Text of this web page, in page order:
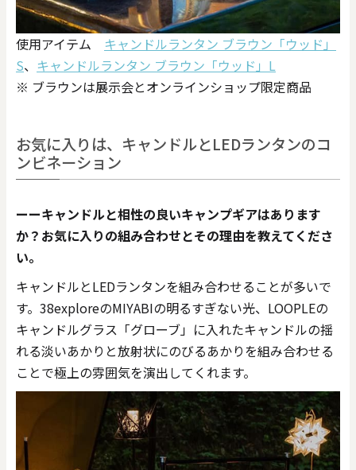
使用アイテム キャンドルランタン ブラウン「ウッド」
S、 キャンドルランタン ブラウン「ウッド」L
※ ブラウンは展示会とオンラインショップ限定商品
お気に入りは、キャンドルとLEDランタンのコ
ンビネーション
ーーキャンドルと相性の良いキャンプギアはあります
か？お気に入りの組み合わせとその理由を教えてくださ
い。
キャンドルとLEDランタンを組み合わせることが多いで
す。38exploreのMIYABIの明るすぎない光、LOOPLEの
キャンドルグラス「グローブ」に入れたキャンドルの揺
れる淡いあかりと放射状にのびるあかりを組み合わせる
ことで極上の雰囲気を演出してくれます。